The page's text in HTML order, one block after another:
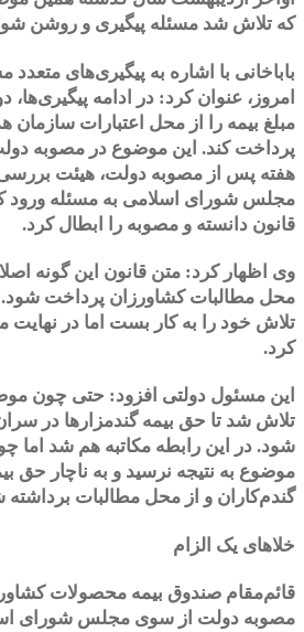
که تلاش شد مسئله پیگیری و روشن
باباخانی با اشاره به پیگیری‌های
امروز، عنوان کرد: در ادامه
مبلغ بیمه را از محل اعتبارات سازمان
پرداخت کند. این موضوع در مصوبه
هفته پس از مصوبه دولت، هیئت
مجلس شورای اسلامی به مسئله ورود
قانون دانسته و مصوبه را ابطال کرد.
وی اظهار کرد: متن قانون این گونه
محل مطالبات کشاورزان پرداخت شود.
تلاش خود را به کار بست اما در
کرد.
این مسئول دولتی افزود: حتی چون
تلاش شد تا حق بیمه گندمزارها در
شود. در این رابطه مکاتبه هم شد اما
موضوع به نتیجه نرسید و به ناچار حق
گندم‌کاران و از محل مطالبات
خلاهای یک الزام
قائم‌مقام صندوق بیمه محصولات
مصوبه دولت از سوی مجلس شورای